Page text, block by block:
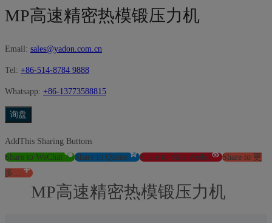
MP高速精密热模锻压力机
Email: sales@yadon.com.cn
Tel: +86-514-8784 9888
Whatsapp: +86-13773588815
询盘
AddThis Sharing Buttons
Share to WeChat
Share to Qzone Share to Sina Weibo
Share to 更
多...
MP高速精密热模锻压力机